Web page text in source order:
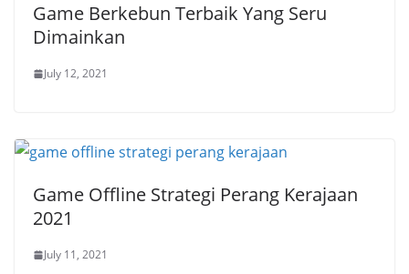
Game Berkebun Terbaik Yang Seru
Dimainkan
July 12, 2021
Game Offline Strategi Perang Kerajaan
2021
July 11, 2021